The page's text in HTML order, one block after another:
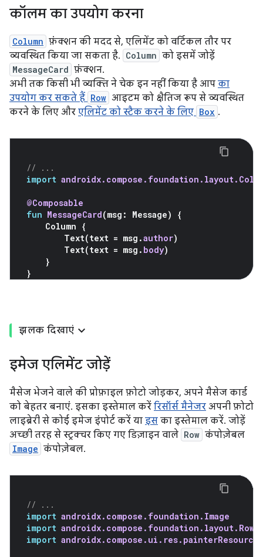
कॉलम का उपयोग करना
Column फ़ंक्शन की मदद से, एलिमेंट को वर्टिकल तौर पर
व्यवस्थित किया जा सकता है. Column को इसमें जोड़ें
MessageCard फ़ंक्शन.
अभी तक किसी भी व्यक्ति ने चेक इन नहीं किया है आप का
उपयोग कर सकते हैं Row आइटम को क्षैतिज रूप से व्यवस्थित
करने के लिए और एलिमेंट को स्टैक करने के लिए Box .
// ...
import
@Composable
fun MessageCard(msg : Message)
{
Column {
Text(text = msg .author)
Text(text = msg . body)
}
}
झलक दिखाएं
इमेज एलिमेंट जोड़ें
मैसेज भेजने वाले की प्रोफ़ाइल फ़ोटो जोड़कर, अपने मैसेज कार्ड
को बेहतर बनाएं. इसका इस्तेमाल करें रिसॉर्स मैनेजर अपनी फ़ोटो
लाइब्रेरी से कोई इमेज इंपोर्ट करें या इस का इस्तेमाल करें. जोड़ें
अच्छी तरह से स्ट्रक्चर किए गए डिज़ाइन वाले Row कंपोज़ेबल
Image कंपोज़ेबल.
// ...
import androidx.compose.foundation.Image
import androidx.compose.foundation.layout.Row
import androidx.compose.ui.res.painterResource